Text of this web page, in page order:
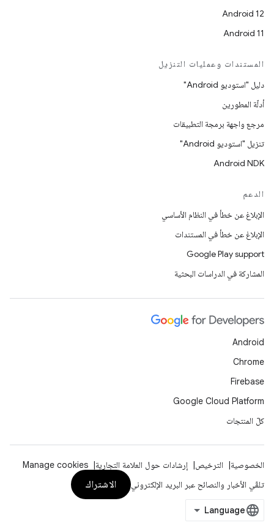
Android 12
Android 11
المستندات وعمليات التنزيل
دليل "استوديو Android"
أدلّة المطورين
مرجع واجهة برمجة التطبيقات
تنزيل "استوديو Android"
Android NDK
الدعم
الإبلاغ عن خطأ في النظام الأساسي
الإبلاغ عن خطأ في المستندات
Google Play support
المشاركة في الدراسات البحثية
Android
Chrome
Firebase
Google Cloud Platform
كلّ المنتجات
الخصوصية الترخيص إرشادات حول العلامة التجارية
Manage cookies
تلقّي الأخبار والنصائح عبر البريد الإلكتروني
الاشتراك